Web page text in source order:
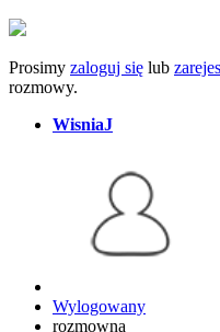
Prosimy zaloguj się lub
rozmowy.
WisniaJ
Wylogowany
rozmowna